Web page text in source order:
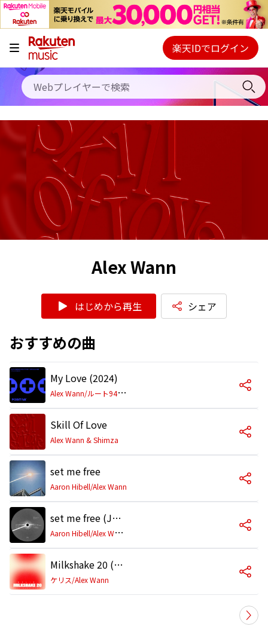
キャンペーン
料金プラン
使い方
初回30日間無料お試し
Webプレイヤー
ご契約内容の確認・変更
楽天IDでログイン
Alex Wann
はじめから再生 シェア
おすすめの曲
My Love (2024)
A
lex Wann/ルート94/ジェス・グリン
Skill Of Love
Alex Wann & Shimza
set me free
Aaron Hibell/Alex Wann
set me free (Joris Voorn Remix)
A
aron Hibell/Alex Wann/ヨーリス・ヴォーン
Milkshake 20 (Alex Wann Remix)
ケリス/Alex Wann